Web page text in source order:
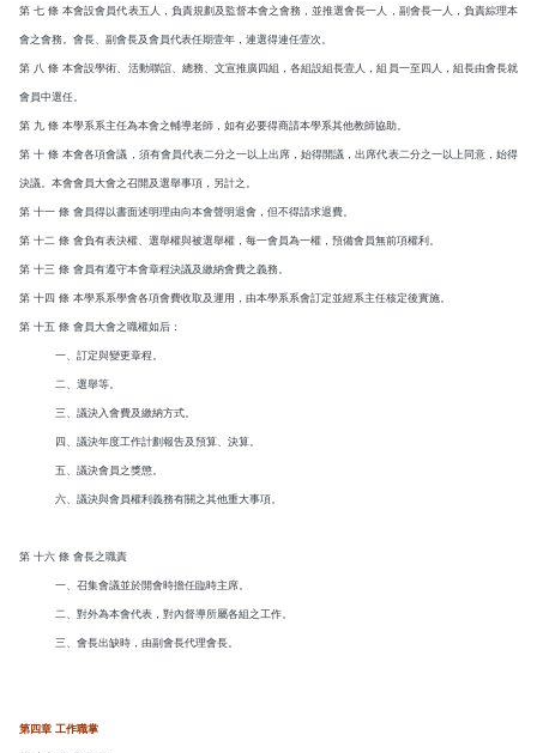
第 七 條 本會設會員代表五人，負責規劃及監督本會之會務，並推選會長一人，副會長一人，負責綜理本
會之會務。會長、副會長及會員代表任期壹年，連選得連任壹次。
第 八 條 本會設學術、活動聯誼、總務、文宣推廣四組，各組設組長壹人，組員一至四人，組長由會長就
會員中選任。
第 九 條 本學系系主任為本會之輔導老師，如有必要得商請本學系其他教師協助。
第 十 條 本會各項會議，須有會員代表二分之一以上出席，始得開議，出席代表二分之一以上同意，始得
決議。本會會員大會之召開及選舉事項，另計之。
第 十一 條 會員得以書面述明理由向本會聲明退會，但不得請求退費。
第 十二 條 會負有表決權、選舉權與被選舉權，每一會員為一權，預備會員無前項權利。
第 十三 條 會員有遵守本會章程決議及繳納會費之義務。
第 十四 條 本學系系學會各項會費收取及運用，由本學系系會訂定並經系主任核定後實施。
第 十五 條 會員大會之職權如后：
一、訂定與變更章程。
二、選舉等。
三、議決入會費及繳納方式。
四、議決年度工作計劃報告及預算、決算。
五、議決會員之獎懲。
六、議決與會員權利義務有關之其他重大事項。
第 十六 條 會長之職責
一、召集會議並於開會時擔任臨時主席。
二、對外為本會代表，對內督導所屬各組之工作。
三、會長出缺時，由副會長代理會長。
第四章 工作職掌